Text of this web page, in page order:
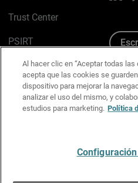
Trust Center
PSIRT
Política de cookies
Política de privacidad
Kit de medios y marca
Al hacer clic en “Aceptar todas las
acepta que las cookies se
dispositivo para mejorar la
analizar el uso del mismo, y
estudios para marketing. Política